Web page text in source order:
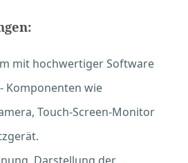
mit hochwertiger Software
Komponenten wie
Touch-Screen-Monitor